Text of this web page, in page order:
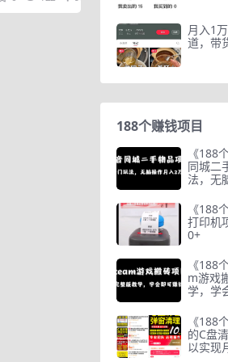
月入1
道，带
188个赚钱项目
《188
同城二
法，无
《188
打印机
0+
《188
m游戏
学，学
《188
的C盘
以实现